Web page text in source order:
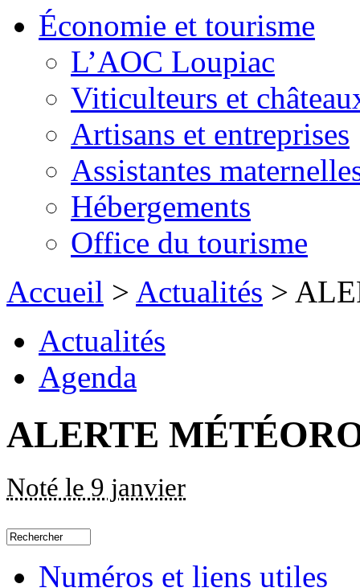
Économie et tourisme
L’AOC Loupiac
Viticulteurs et
Artisans et entreprises
Assistantes
Hébergements
Office du tourisme
Accueil > Actualités >
Actualités
Agenda
ALERTE
Noté le 9 janvier
Numéros et liens utiles